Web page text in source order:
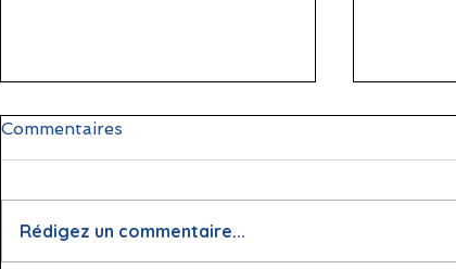
Commentaires
Rédigez un commentaire...